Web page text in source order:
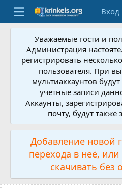
Вход
Уважаемые гости и
Администрация
регистрировать
пользователя. При
мультиаккаунтов
учетные записи
Аккаунты,
почту, будут
Добавление новой
перехода в неё,
скачивать без